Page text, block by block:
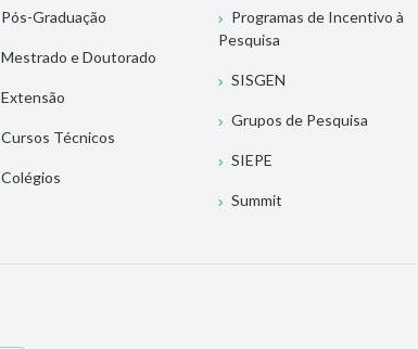
Pós-Graduação
Mestrado e Doutorado
Extensão
Cursos Técnicos
Colégios
Programas de Incentivo à
Pesquisa
SISGEN
Grupos de Pesquisa
SIEPE
Summit